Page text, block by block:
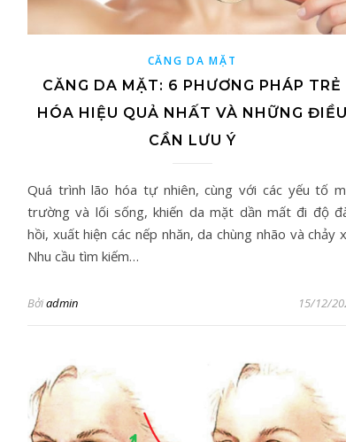
CĂNG DA MẶT
CĂNG DA MẶT: 6 PHƯƠNG PHÁP TRẺ
HÓA HIỆU QUẢ NHẤT VÀ NHỮNG
CẦN LƯU Ý
Quá trình lão hóa tự nhiên, cùng với các yếu tố
trường và lối sống, khiến da mặt dần mất đi độ
hồi, xuất hiện các nếp nhăn, da chùng nhão và chảy
Nhu cầu tìm kiếm…
Bởiadmin 15/12/